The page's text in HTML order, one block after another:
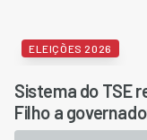
ELEIÇÕES 2026
Sistema do TSE
Filho a